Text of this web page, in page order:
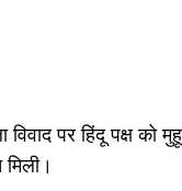
पर हिंदू पक्ष को